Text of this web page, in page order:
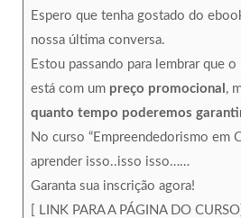
Espero que tenha gostado do
nossa última conversa.
Estou passando para lembrar que
está com um preço promocional ,
quanto tempo poderemos
No curso “Empreendedorismo em
aprender isso..isso isso……
Garanta sua inscrição agora!
[ LINK PARA A PÁGINA DO CURSO]